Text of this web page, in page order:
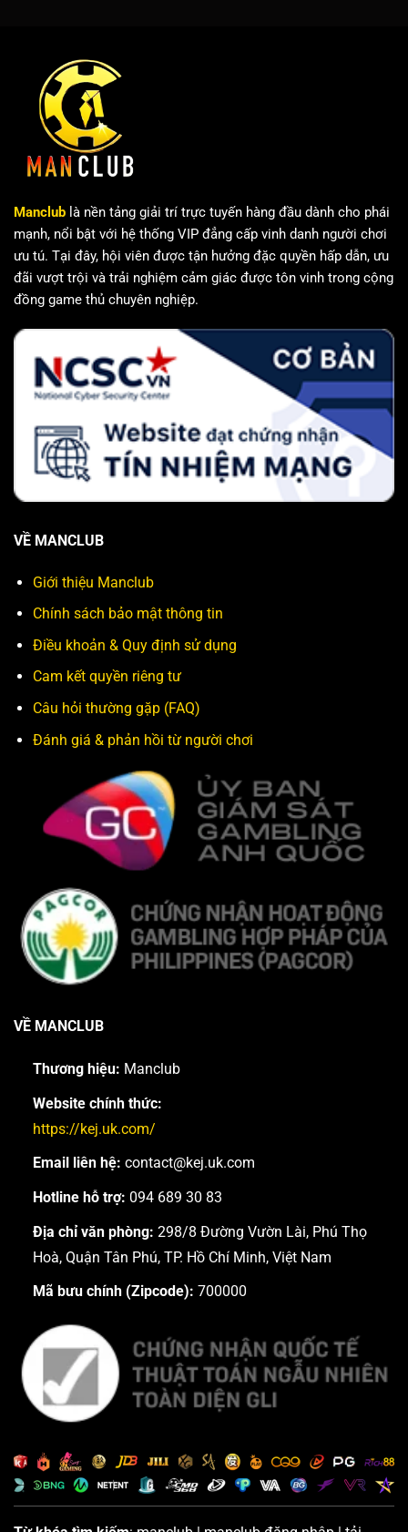
Manclub là nền tảng giải trí trực tuyến hàng đầu dành cho phái
mạnh, nổi bật với hệ thống VIP đẳng cấp vinh danh người chơi
ưu tú. Tại đây, hội viên được tận hưởng đặc quyền hấp dẫn, ưu
đãi vượt trội và trải nghiệm cảm giác được tôn vinh trong cộng
đồng game thủ chuyên nghiệp.
VỀ MANCLUB
Giới thiệu Manclub
Chính sách bảo mật thông tin
Điều khoản & Quy định sử dụng
Cam kết quyền riêng tư
Câu hỏi thường gặp (FAQ)
Đánh giá & phản hồi từ người chơi
VỀ MANCLUB
Thương hiệu: Manclub
Website chính thức:
https://kej.uk.com/
Email liên hệ: contact@kej.uk.com
Hotline hỗ trợ: 094 689 30 83
Địa chỉ văn phòng: 298/8 Đường Vườn Lài, Phú Thọ
Hoà, Quận Tân Phú, TP. Hồ Chí Minh, Việt Nam
Mã bưu chính (Zipcode): 700000